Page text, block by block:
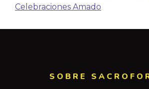
Celebraciones Amado
SOBRE